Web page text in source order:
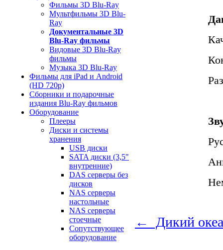
Фильмы 3D Blu-Ray
Мультфильмы 3D Blu-
Ray
Документальные 3D
Blu-Ray фильмы
Видовые 3D Blu-Ray
фильмы
Музыка 3D Blu-Ray
Фильмы для iPad и Android
(HD 720p)
Сборники и подарочные
издания Blu-Ray фильмов
Оборудование
Плееры
Диски и системы
хранения
USB диски
SATA диски (3,5"
внутренние)
DAS серверы без
дисков
NAS серверы
настольные
NAS серверы
стоечные
Сопутствующее
оборудование
← Дикий